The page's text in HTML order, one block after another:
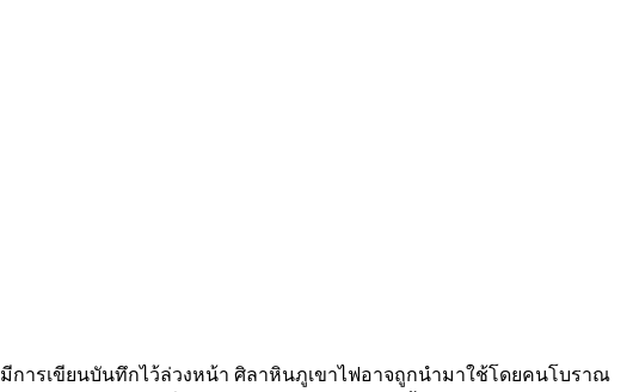
การเขียนบันทึกไว้ล่วงหน้า ศิลาหินภูเขาไฟอาจถูกนำมาใช้โดยคนโบราณ